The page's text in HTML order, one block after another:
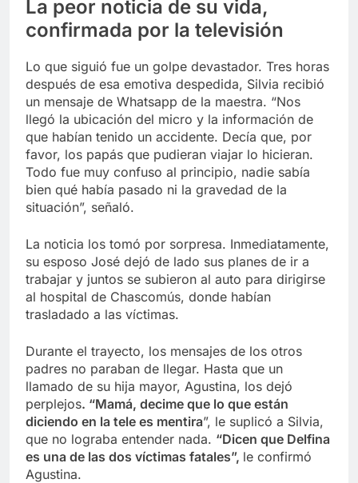
La peor noticia de su vida,
confirmada por la televisión
Lo que siguió fue un golpe devastador. Tres horas
después de esa emotiva despedida, Silvia recibió
un mensaje de Whatsapp de la maestra. “Nos
llegó la ubicación del micro y la información de
que habían tenido un accidente. Decía que, por
favor, los papás que pudieran viajar lo hicieran.
Todo fue muy confuso al principio, nadie sabía
bien qué había pasado ni la gravedad de la
situación”, señaló.
La noticia los tomó por sorpresa. Inmediatamente,
su esposo José dejó de lado sus planes de ir a
trabajar y juntos se subieron al auto para dirigirse
al hospital de Chascomús, donde habían
trasladado a las víctimas.
Durante el trayecto, los mensajes de los otros
padres no paraban de llegar. Hasta que un
llamado de su hija mayor, Agustina, los dejó
perplejos. “Mamá, decime que lo que están
diciendo en la tele es mentira”, le suplicó a Silvia,
que no lograba entender nada. “Dicen que Delfina
es una de las dos víctimas fatales”, le confirmó
Agustina.